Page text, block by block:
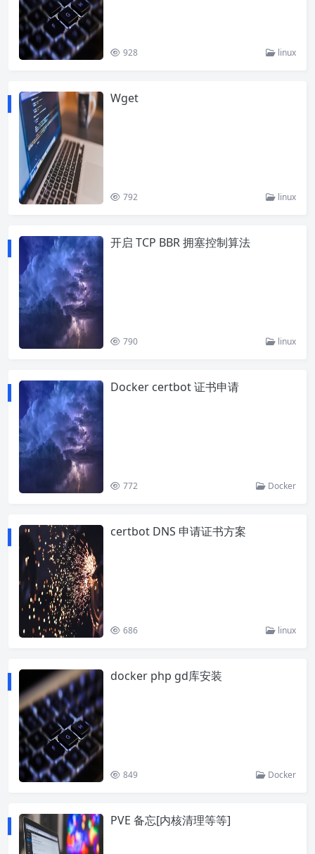
928 linux
Wget
792 linux
开启 TCP BBR 拥塞控制算法
790 linux
Docker certbot 证书申请
772 Docker
certbot DNS 申请证书方案
686 linux
docker php gd库安装
849 Docker
PVE 备忘[内核清理等等]